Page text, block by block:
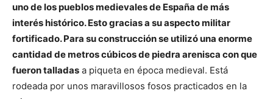
uno de los pueblos medievales de España de más
interés histórico. Esto gracias a su aspecto militar
fortificado. Para su construcción se utilizó una enorme
cantidad de metros cúbicos de piedra arenisca con que
fueron talladas a piqueta en época medieval. Está
rodeada por unos maravillosos fosos practicados en la